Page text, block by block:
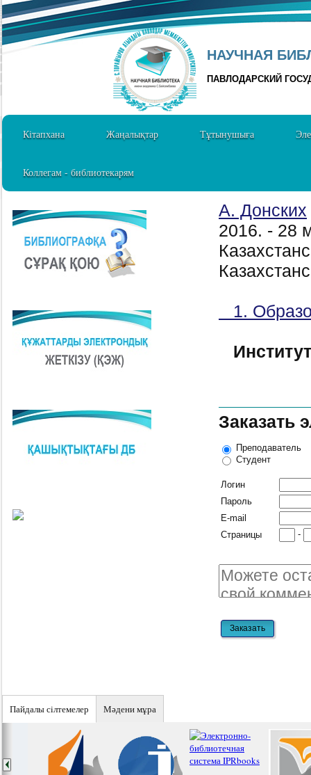
НАУЧНАЯ
ПАВЛОДАРСКИЙ
Кітапхана Жаңалықтар Тұтынушыға
Коллегам - библиотекарям
А. Донских
2016. - 28
1.
Заказать
Преподаватель
Студент
Логин
Пароль
E-mail
Страницы
-
Пайдалы сiлтемелер Мәдени мұра